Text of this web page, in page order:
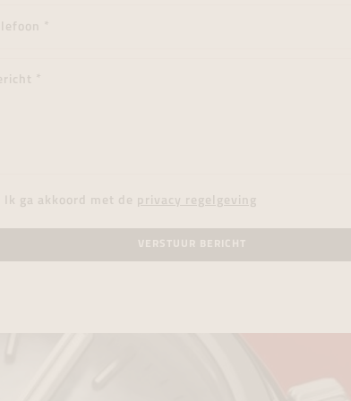
Ik ga akkoord met de privacy regelgeving
VERSTUUR BERICHT